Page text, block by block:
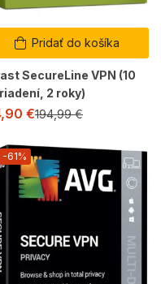
Pridať do košíka
SecureLine VPN (10
2 roky)
€194,99€
-61%